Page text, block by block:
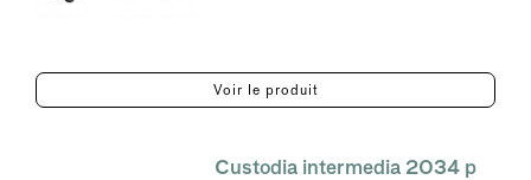
Voir le produit
Custodia intermedia 2034 p